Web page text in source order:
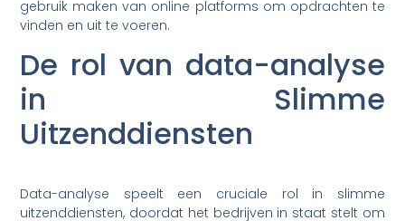
gebruik maken van online platforms om opdrachten te
vinden en uit te voeren.
De rol van data-analyse
in Slimme
Uitzenddiensten
Data-analyse speelt een cruciale rol in slimme
uitzenddiensten, doordat het bedrijven in staat stelt om